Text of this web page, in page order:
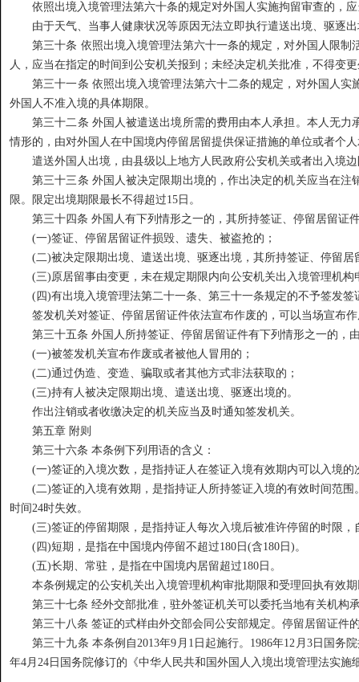
依照出境入境管理法第六十条的规定对外国人实施拘留审查的，应
由于天气、当事人健康状况等原因无法立即执行遣送出境、驱逐
第三十条 依照出境入境管理法第六十一条的规定，对外国人限制
人，应当在指定的时间到公安机关报到；未经决定机关批准，不得变
第三十一条 依照出境入境管理法第六十二条的规定，对外国人实
外国人不准入境的具体期限。
第三十二条 外国人被遣送出境所需的费用由本人承担。本人无力
情形的，由对外国人在中国境内停留居留提供保证措施的单位或者个
遣送外国人出境，由县级以上地方人民政府公安机关或者出入境边
第三十三条 外国人被决定限期出境的，作出决定的机关应当在注
限。限定出境期限最长不得超过15日。
第三十四条 外国人有下列情形之一的，其所持签证、停留居留证
(一)签证、停留居留证件损毁、遗失、被盗抢的；
(二)被决定限期出境、遣送出境、驱逐出境，其所持签证、停留居
(三)原居留事由变更，未在规定期限内向公安机关出入境管理机构
(四)有出境入境管理法第二十一条、第三十一条规定的不予签发签
签发机关对签证、停留居留证件依法宣布作废的，可以当场宣布作
第三十五条 外国人所持签证、停留居留证件有下列情形之一的，
(一)被签发机关宣布作废或者被他人冒用的；
(二)通过伪造、变造、骗取或者其他方式非法获取的；
(三)持有人被决定限期出境、遣送出境、驱逐出境的。
作出注销或者收缴决定的机关应当及时通知签发机关。
第五章 附则
第三十六条 本条例下列用语的含义：
(一)签证的入境次数，是指持证人在签证入境有效期内可以入境的
(二)签证的入境有效期，是指持证人所持签证入境的有效时间范围
时间24时失效。
(三)签证的停留期限，是指持证人每次入境后被准许停留的时限，
(四)短期，是指在中国境内停留不超过180日(含180日)。
(五)长期、常驻，是指在中国境内居留超过180日。
本条例规定的公安机关出入境管理机构审批期限和受理回执有效期
第三十七条 经外交部批准，驻外签证机关可以委托当地有关机构
第三十八条 签证的式样由外交部会同公安部规定。停留居留证件
第三十九条 本条例自2013年9月1日起施行。1986年12月3日国务院
年4月24日国务院修订的《中华人民共和国外国人入境出境管理法实施